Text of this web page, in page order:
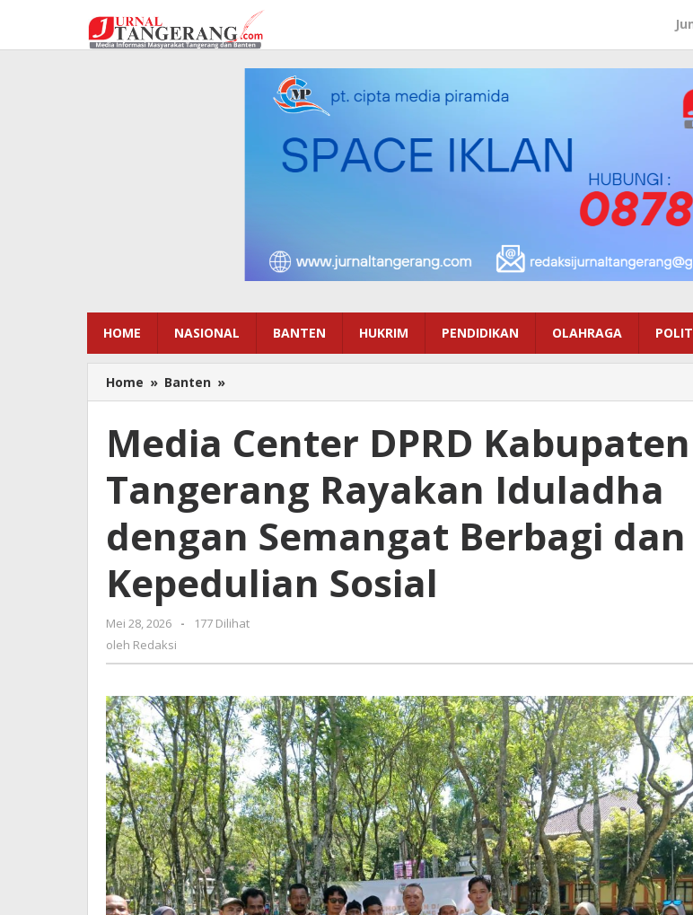
konten
HOME NASIONAL BANTEN HUKRIM PENDIDIKAN OLAHRAGA
Home » Banten »
Center
Kabupaten
Tangerang
Iduladha
Semangat
Berbagi
dan
Kepedulian
Media Center DPRD Kabupaten
Tangerang Rayakan Iduladha
dengan Semangat Berbagi dan
Kepedulian Sosial
Mei 28, 2026
oleh
-
177 Dilihat
oleh Redaksi